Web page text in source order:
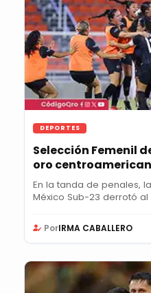
DEPORTES
Selección Femenil
oro
En la tanda de penales,
México Sub-23 derrotó
PorIRMA CABALLERO